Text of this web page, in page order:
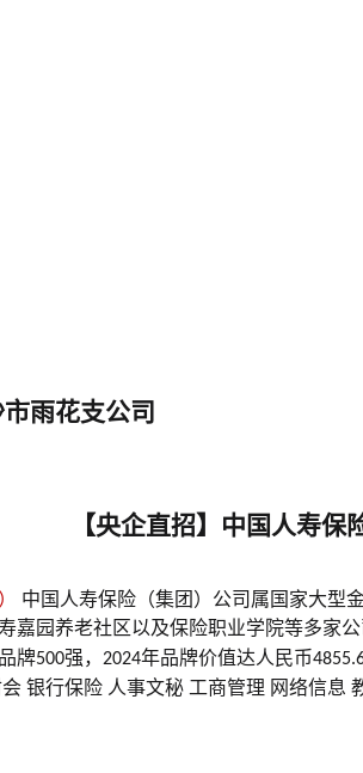
雨花支公司
【央企直招】中国人寿保
中国人寿保险（集团）公司属国家大型
嘉园养老社区以及保险职业学院等多家
牌500强， 2024年品牌价值达人民币
银行保险 人事文秘 工商管理 网络信息